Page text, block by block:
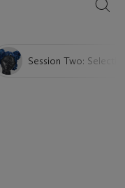
搜索
Session Two: